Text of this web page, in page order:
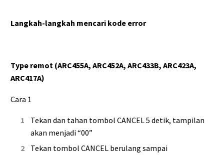
Langkah-langkah mencari kode error
Type remot (ARC455A, ARC452A, ARC433B, ARC423A,
ARC417A)
Cara 1
Tekan dan tahan tombol CANCEL 5 detik, tampilan
akan menjadi “00”
Tekan tombol CANCEL berulang sampai